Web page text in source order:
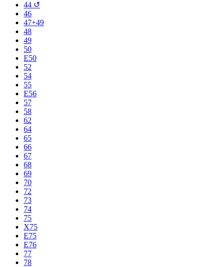
44 ↺
46
47+49
48
49
50
E50
52
54
55
E56
57
58
62
64
65
66
67
68
69
70
72
73
74
75
X75
E75
E76
77
78